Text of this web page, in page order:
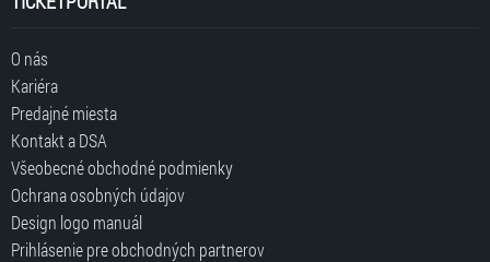
O nás
Kariéra
Predajné miesta
Kontakt a DSA
Všeobecné obchodné podmienky
Ochrana osobných údajov
Design logo manuál
Prihlásenie pre obchodných partnerov